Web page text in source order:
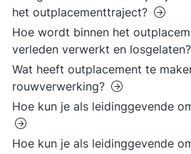
het outplacementtraject?
Hoe wordt binnen het
verleden verwerkt en losgelaten?
Wat heeft outplacement te
rouwverwerking?
Hoe kun je als leidinggevende
Hoe kun je als leidinggevende